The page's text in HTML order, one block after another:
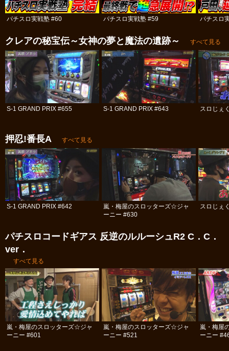
パチスロ実戦塾 #60 パチスロ実戦塾 #59 パチスロ
クレアの秘宝伝～女神の夢と魔法の遺跡～ すべて見る
S-1 GRAND PRIX #655 S-1 GRAND PRIX #643 スロじぇ
押忍!番長A すべて見る
S-1 GRAND PRIX #642
嵐・梅屋のスロッターズ☆ジャ
ーニー #630
スロじぇ
パチスロコードギアス 反逆のルルーシュR2 C．C．
ver．
すべて見る
嵐・梅屋のスロッターズ☆ジャ
ーニー #601
嵐・梅屋のスロッターズ☆ジャ
ーニー #521
嵐・梅屋
ーニー